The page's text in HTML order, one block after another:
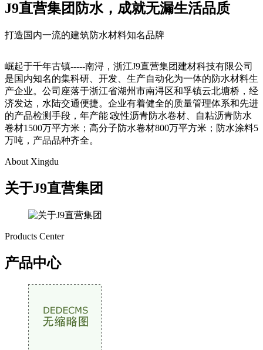
J9直营集团防水，成就无漏生活品质
打造国内一流的建筑防水材料知名品牌
崛起于千年古镇-----南浔，浙江J9直营集团建材科技有限公司
是国内知名的集科研、开发、生产自动化为一体的防水材料生
产企业。公司座落于浙江省湖州市南浔区和孚镇云北塘桥，经
济发达，水陆交通便捷。企业有着健全的质量管理体系和先进
的产品检测手段，年产能∶改性沥青防水卷材、自粘沥青防水
卷材1500万平方米；高分子防水卷材800万平方米；防水涂料5
万吨，产品品种齐全。
About Xingdu
关于J9直营集团
Products Center
产品中心